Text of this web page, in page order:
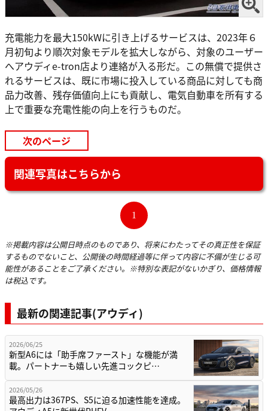
充電能力を最大150kWに引き上げるサービスは、2023年６
月初旬より順次対象モデルを拡大しながら、対象のユーザー
へアウディe-tron店より連絡が入る形だ。この無償で提供さ
れるサービスは、既に市場に投入している商品に対しても商
品力改善、残存価値向上にも貢献し、電気自動車を所有する
上で重要な充電性能の向上を行うものだ。
次のページ
関連写真はこちらから
1
※掲載内容は公開日時点のものであり、将来にわたってその真正性を保証
するものでないこと、公開後の時間経過等に伴って内容に不備が生じる可
能性があることをご了承ください。※特別な表記がないかぎり、価格情報
は税込です。
最新の関連記事(アウディ)
2026/06/25
新型A6には「助手席ファースト」な機能が満
載。パートナーも嬉しい先進コックピ…
2026/05/26
最高出力は367PS、S5に迫る加速性能を達成。